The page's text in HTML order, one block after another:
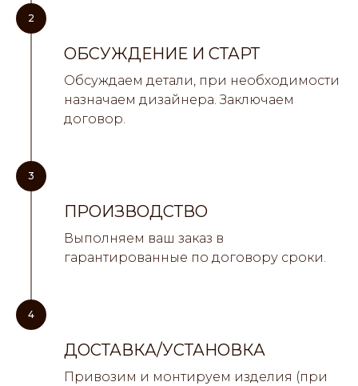
2
ОБСУЖДЕНИЕ И СТАРТ
Обсуждаем детали, при необходимости
назначаем дизайнера. Заключаем
договор.
3
ПРОИЗВОДСТВО
Выполняем ваш заказ в
гарантированные по договору сроки.
4
ДОСТАВКА/УСТАНОВКА
Привозим и монтируем изделия (при